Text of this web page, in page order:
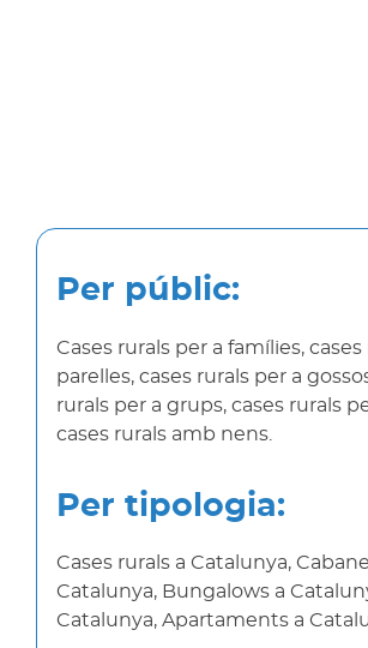
Per públic:
Cases rurals per a famílies, cases
parelles, cases rurals per a
rurals per a grups, cases rurals
cases rurals amb nens.
Per tipologia:
Cases rurals a Catalunya,
Catalunya, Bungalows a
Catalunya, Apartaments a